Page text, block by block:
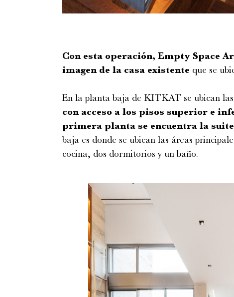
Con esta operación, Empty Space
imagen de la casa existente que se
En la planta baja de KITKAT se ubican
con acceso a los pisos superior e
primera planta se encuentra la
baja es donde se ubican las áreas
cocina, dos dormitorios y un baño.